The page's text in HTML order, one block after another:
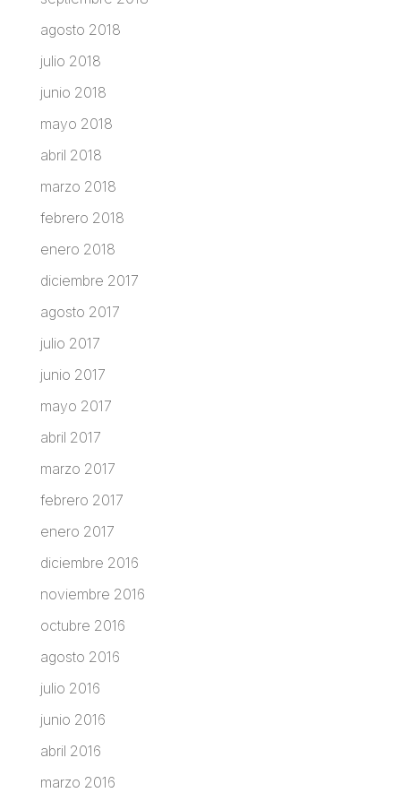
agosto 2018
julio 2018
junio 2018
mayo 2018
abril 2018
marzo 2018
febrero 2018
enero 2018
diciembre 2017
agosto 2017
julio 2017
junio 2017
mayo 2017
abril 2017
marzo 2017
febrero 2017
enero 2017
diciembre 2016
noviembre 2016
octubre 2016
agosto 2016
julio 2016
junio 2016
abril 2016
marzo 2016